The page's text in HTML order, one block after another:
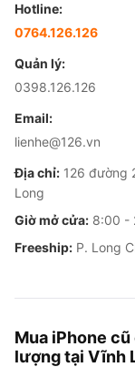
Hotline:
0764.126.126
Quản lý:
0398.126.126
Email:
lienhe@126.vn
Địa chỉ: 126 đường
Long
Giờ mở cửa: 8:00 -
Freeship: P. Long
Mua iPhone
lượng tại Vĩnh